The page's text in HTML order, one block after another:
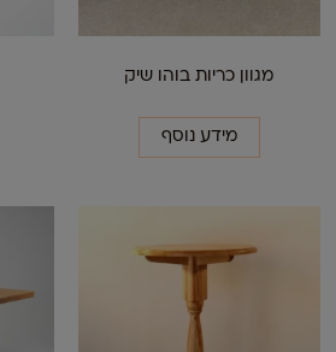
מגוון כריות בוהו שיק
מידע נוסף